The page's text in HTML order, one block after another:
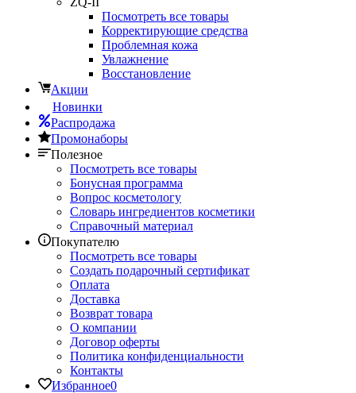
Посмотреть все товары
Корректирующие средства
Проблемная кожа
Увлажнение
Восстановление
Акции
Новинки
Распродажа
Промонаборы
Полезное
Посмотреть все товары
Бонусная программа
Вопрос косметологу
Словарь ингредиентов косметики
Справочный материал
Покупателю
Посмотреть все товары
Создать подарочный сертификат
Оплата
Доставка
Возврат товара
О компании
Договор оферты
Политика конфиденциальности
Контакты
Избранное0